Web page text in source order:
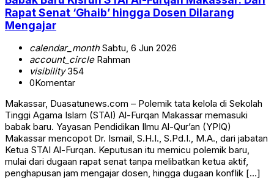
Rapat Senat ‘Ghaib’ hingga Dosen Dilarang
Mengajar
calendar_monthSabtu, 6 Jun 2026
account_circleRahman
visibility354
0Komentar
Makassar, Duasatunews.com – Polemik tata kelola di Sekolah
Tinggi Agama Islam (STAI) Al-Furqan Makassar memasuki
babak baru. Yayasan Pendidikan Ilmu Al-Qur’an (YPIQ)
Makassar mencopot Dr. Ismail, S.H.I., S.Pd.I., M.A., dari jabatan
Ketua STAI Al-Furqan. Keputusan itu memicu polemik baru,
mulai dari dugaan rapat senat tanpa melibatkan ketua aktif,
penghapusan jam mengajar dosen, hingga dugaan konflik […]